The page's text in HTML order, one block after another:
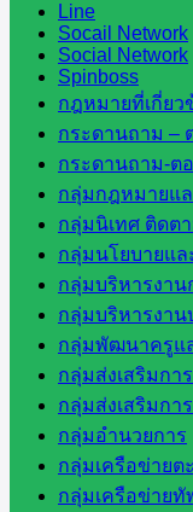
Line
Socail Network
Social Network
Spinboss
กฎหมายที่เกี่ยว
กระดานถาม –
กระดานถาม-ต
กลุ่มกฎหมายแ
กลุ่มนิเทศ ติดต
กลุ่มนโยบายแล
กลุ่มบริหารงาน
กลุ่มบริหารงา
กลุ่มพัฒนาครูแ
กลุ่มส่งเสริมกา
กลุ่มส่งเสริมกา
กลุ่มอำนวยการ
กลุ่มเครือข่ายต
กลุ่มเครือข่าย
อุทาหรณ์กรณี
ข้าราชการค
เมษายน 11, 2025
, บทความทางกฏ
ประกาศนโย
ในเทศกาลต่า